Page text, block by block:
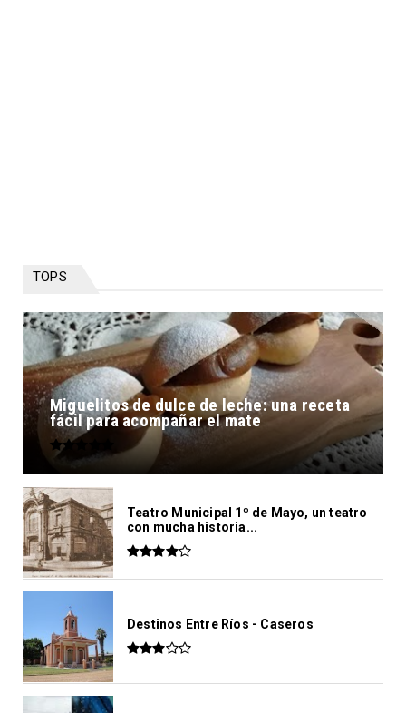
TOPS
Miguelitos de dulce de leche: una receta
fácil para acompañar el mate
Teatro Municipal 1º de Mayo, un teatro
con mucha historia...
Destinos Entre Ríos - Caseros